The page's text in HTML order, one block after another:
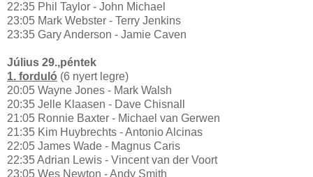
22:35 Phil Taylor - John Michael
23:05 Mark Webster - Terry Jenkins
23:35 Gary Anderson - Jamie Caven
Július 29.,péntek
1. forduló (6 nyert legre)
20:05 Wayne Jones - Mark Walsh
20:35 Jelle Klaasen - Dave Chisnall
21:05 Ronnie Baxter - Michael van Gerwen
21:35 Kim Huybrechts - Antonio Alcinas
22:05 James Wade - Magnus Caris
22:35 Adrian Lewis - Vincent van der Voort
23:05 Wes Newton - Andy Smith